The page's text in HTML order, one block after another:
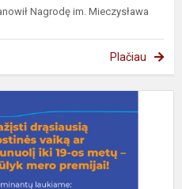
Nagrodę im. Mieczysława
Plačiau